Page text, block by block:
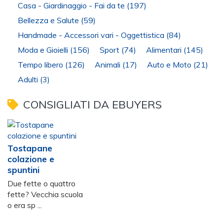
Casa - Giardinaggio - Fai da te (197)
Bellezza e Salute (59)
Handmade - Accessori vari - Oggettistica (84)
Moda e Gioielli (156) Sport (74) Alimentari (145)
Tempo libero (126) Animali (17) Auto e Moto (21)
Adulti (3)
CONSIGLIATI DA EBUYERS
Tostapane
colazione e
spuntini
Due fette o quattro
fette? Vecchia scuola
o era sp ...